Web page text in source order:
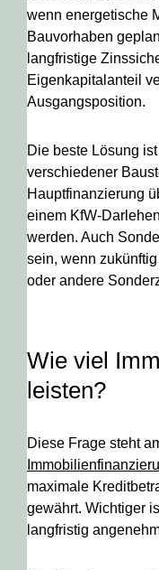
wenn energetische
Bauvorhaben
langfristige
Eigenkapitalanteil
Ausgangsposition.
Die beste Lösung
verschiedener
Hauptfinanzierung
einem KfW-
werden. Auch
sein, wenn
oder andere
Wie viel
leisten?
Diese Frage steht
maximale
gewährt. Wichtiger
langfristig